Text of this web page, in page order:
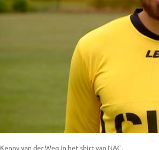
Kenny van der Weg in het shirt van NAC.